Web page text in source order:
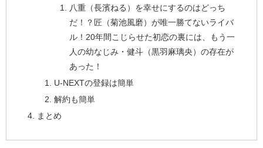
八重（長濱ねる）を幸せにするのはどっち
だ！？匠（菊池風磨）が唯一勝てないライバ
ル！20年間こじらせた初恋の裏には、もう一
人の幼なじみ・健斗（黒羽麻璃央）の存在が
あった！
U-NEXTの登録は簡単
解約も簡単
まとめ